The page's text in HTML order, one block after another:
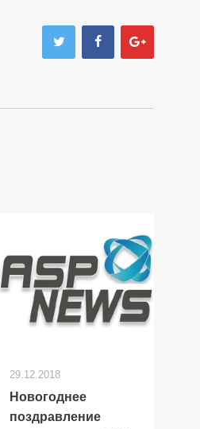
29.12.2018
Новогоднее
поздравление